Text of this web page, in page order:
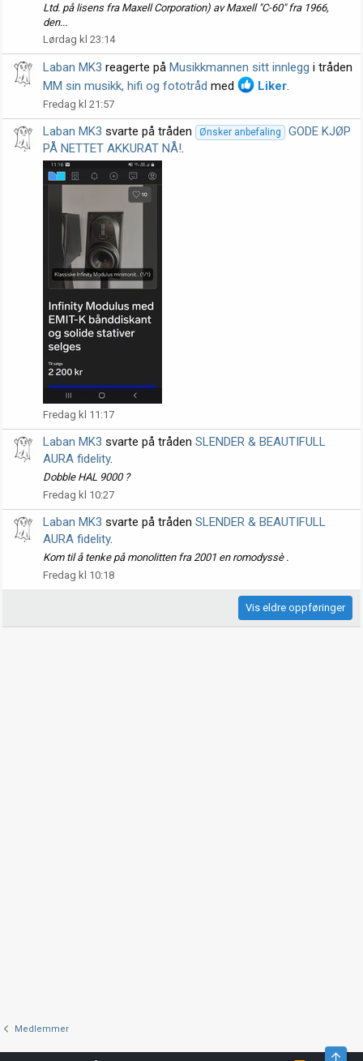
Ltd. på lisens fra Maxell Corporation) av Maxell "C-60" fra 1966,
den...
Lørdag kl 23:14
Laban MK3 reagerte på Musikkmannen sitt innlegg i tråden
MM sin musikk, hifi og fototråd med Liker.
Fredag kl 21:57
Laban MK3 svarte på tråden Ønsker anbefaling
GODE KJØP
PÅ NETTET AKKURAT NÅ!.
Fredag kl 11:17
Laban MK3 svarte på tråden SLENDER & BEAUTIFULL
AURA fidelity.
Dobble HAL 9000 ?
Fredag kl 10:27
Laban MK3 svarte på tråden SLENDER & BEAUTIFULL
AURA fidelity.
Kom til å tenke på monolitten fra 2001 en romodyssè .
Fredag kl 10:18
Vis eldre oppføringer
Medlemmer
Topp